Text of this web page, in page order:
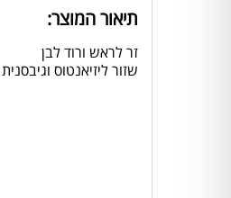
תיאור המוצר:
זר לראש ורוד לבן
שזור ליזיאנטוס וגיבסנית